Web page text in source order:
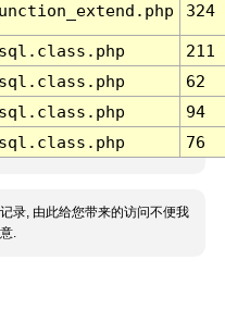
324
211
62
94
76
录, 由此给您带来的访问不便我
.